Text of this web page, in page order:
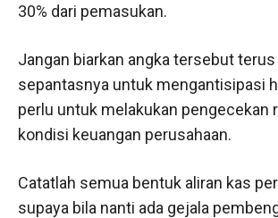
30% dari pemasukan.
Jangan biarkan angka tersebut terus
sepantasnya untuk mengantisipasi
perlu untuk melakukan pengecekan
kondisi keuangan perusahaan.
Catatlah semua bentuk aliran kas
supaya bila nanti ada gejala